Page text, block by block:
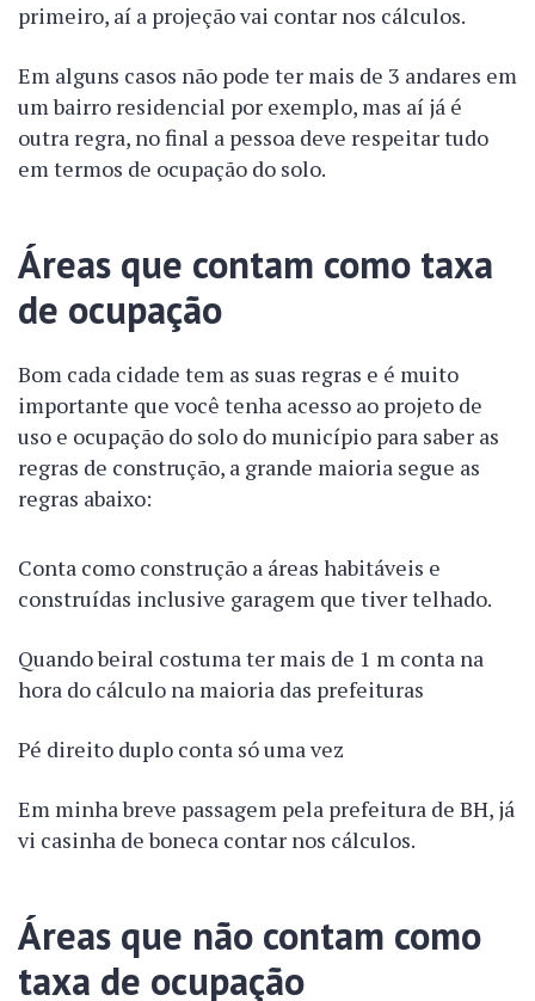
primeiro, aí a projeção vai contar nos cálculos.
Em alguns casos não pode ter mais de 3 andares em
um bairro residencial por exemplo, mas aí já é
outra regra, no final a pessoa deve respeitar tudo
em termos de ocupação do solo.
Áreas que contam como taxa
de ocupação
Bom cada cidade tem as suas regras e é muito
importante que você tenha acesso ao projeto de
uso e ocupação do solo do município para saber as
regras de construção, a grande maioria segue as
regras abaixo:
Conta como construção a áreas habitáveis e
construídas inclusive garagem que tiver telhado.
Quando beiral costuma ter mais de 1 m conta na
hora do cálculo na maioria das prefeituras
Pé direito duplo conta só uma vez
Em minha breve passagem pela prefeitura de BH, já
vi casinha de boneca contar nos cálculos.
Áreas que não contam como
taxa de ocupação